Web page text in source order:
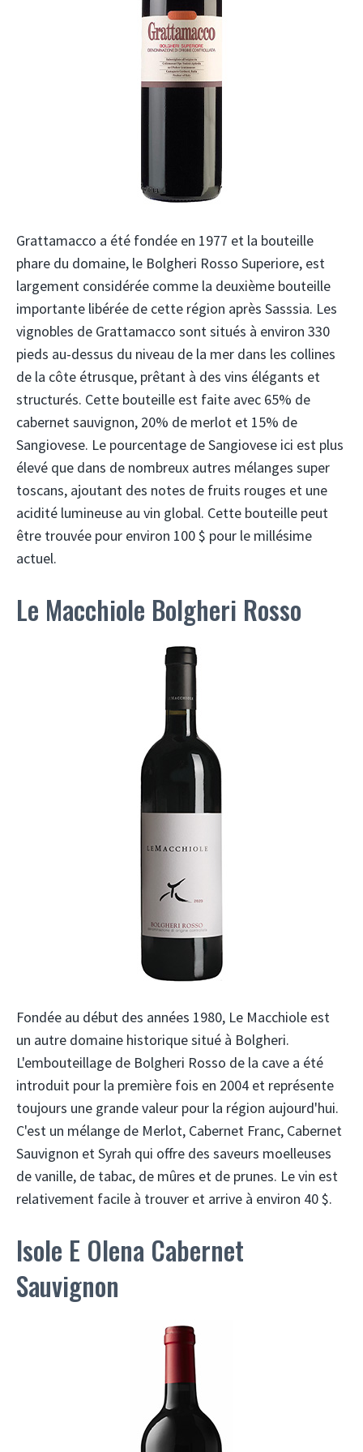
Grattamacco a été fondée en 1977 et la bouteille
phare du domaine, le Bolgheri Rosso Superiore, est
largement considérée comme la deuxième bouteille
importante libérée de cette région après Sasssia. Les
vignobles de Grattamacco sont situés à environ 330
pieds au-dessus du niveau de la mer dans les collines
de la côte étrusque, prêtant à des vins élégants et
structurés. Cette bouteille est faite avec 65% de
cabernet sauvignon, 20% de merlot et 15% de
Sangiovese. Le pourcentage de Sangiovese ici est plus
élevé que dans de nombreux autres mélanges super
toscans, ajoutant des notes de fruits rouges et une
acidité lumineuse au vin global. Cette bouteille peut
être trouvée pour environ 100 $ pour le millésime
actuel.
Le Macchiole Bolgheri Rosso
Fondée au début des années 1980, Le Macchiole est
un autre domaine historique situé à Bolgheri.
L'embouteillage de Bolgheri Rosso de la cave a été
introduit pour la première fois en 2004 et représente
toujours une grande valeur pour la région aujourd'hui.
C'est un mélange de Merlot, Cabernet Franc, Cabernet
Sauvignon et Syrah qui offre des saveurs moelleuses
de vanille, de tabac, de mûres et de prunes. Le vin est
relativement facile à trouver et arrive à environ 40 $.
Isole E Olena Cabernet
Sauvignon